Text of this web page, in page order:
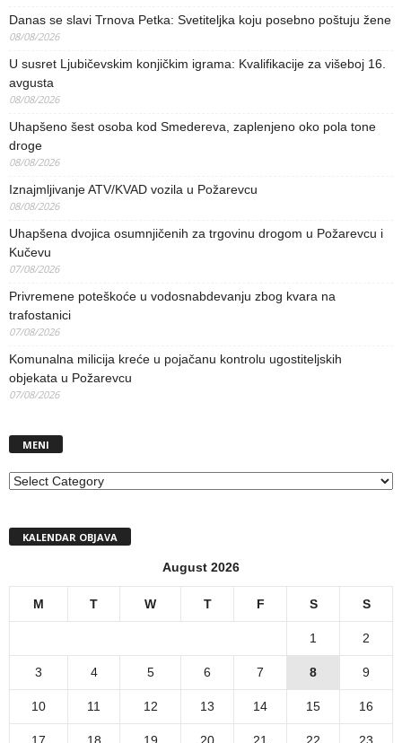
Danas se slavi Trnova Petka: Svetiteljka koju posebno poštuju žene
08/08/2026
U susret Ljubičevskim konjičkim igrama: Kvalifikacije za višeboj 16.
avgusta
08/08/2026
Uhapšeno šest osoba kod Smedereva, zaplenjeno oko pola tone
droge
08/08/2026
Iznajmljivanje ATV/KVAD vozila u Požarevcu
08/08/2026
Uhapšena dvojica osumnjičenih za trgovinu drogom u Požarevcu i
Kučevu
07/08/2026
Privremene poteškoće u vodosnabdevanju zbog kvara na
trafostanici
07/08/2026
Komunalna milicija kreće u pojačanu kontrolu ugostiteljskih
objekata u Požarevcu
07/08/2026
MENI
MENI
KALENDAR OBJAVA
August 2026
M T W T F S S
1 2
3 4 5 6 7 8 9
10 11 12 13 14 15 16